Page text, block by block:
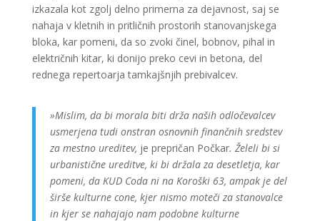
izkazala kot zgolj delno primerna za dejavnost, saj se
nahaja v kletnih in pritličnih prostorih stanovanjskega
bloka, kar pomeni, da so zvoki činel, bobnov, pihal in
električnih kitar, ki donijo preko cevi in betona, del
rednega repertoarja tamkajšnjih prebivalcev.
»Mislim, da bi morala biti drža naših odločevalcev
usmerjena tudi onstran osnovnih finančnih sredstev
za mestno ureditev, je prepričan Počkar. Želeli bi si
urbanistične ureditve, ki bi držala za desetletja, kar
pomeni, da KUD Coda ni na Koroški 63, ampak je del
širše kulturne cone, kjer nismo moteči za stanovalce
in kjer se nahajajo nam podobne kulturne